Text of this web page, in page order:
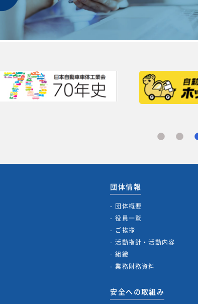
団体情報
団体概要
役員一覧
ご挨拶
活動指針・活動内容
組織
業務財務資料
安全への取組み